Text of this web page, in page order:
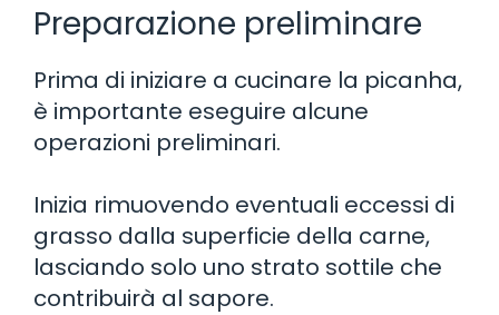
Preparazione preliminare
Prima di iniziare a cucinare la picanha,
è importante eseguire alcune
operazioni preliminari.
Inizia rimuovendo eventuali eccessi di
grasso dalla superficie della carne,
lasciando solo uno strato sottile che
contribuirà al sapore.